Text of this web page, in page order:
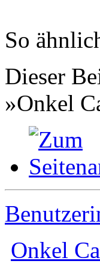
So
Dieser
»Onkel
Onkel